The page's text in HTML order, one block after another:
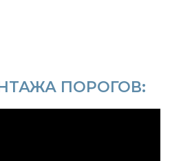
ПОРОГОВ: